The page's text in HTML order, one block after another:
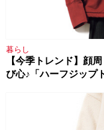
暮らし
【今季トレンド】顔
び心♪「ハーフジップ